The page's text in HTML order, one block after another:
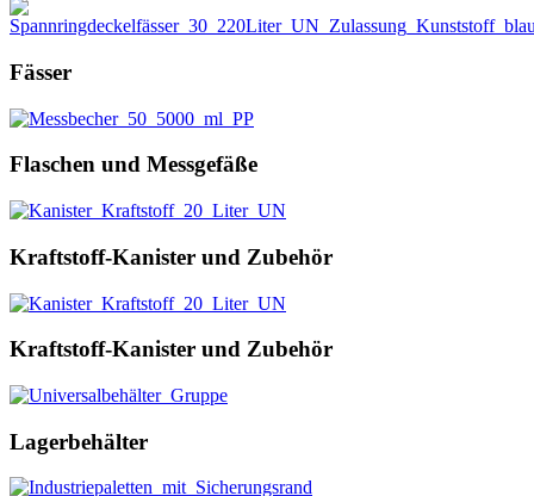
Fässer
Flaschen und Messgefäße
Kraftstoff-Kanister und Zubehör
Kraftstoff-Kanister und Zubehör
Lagerbehälter